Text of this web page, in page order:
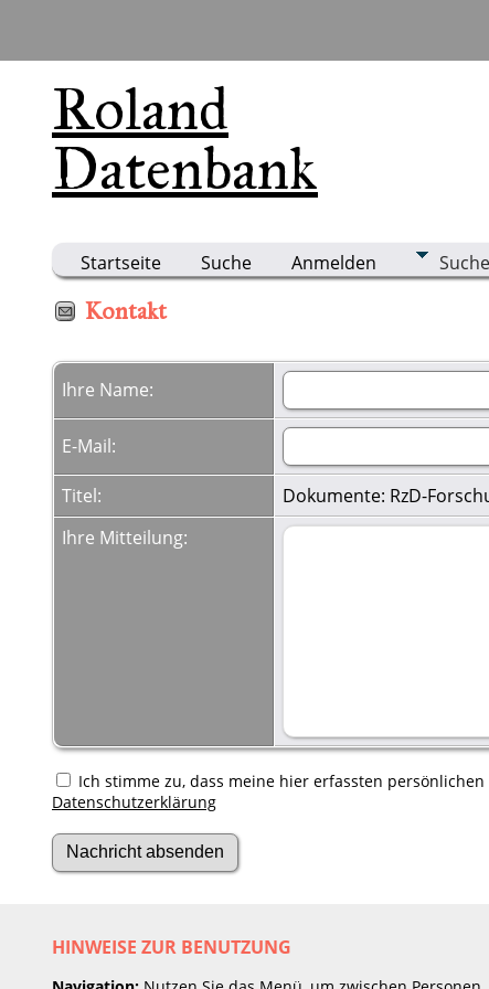
Roland
Datenbank
Startseite Suche Anmelden
Kontakt
Ihre Name:
E-Mail:
Titel:
Dokumente: RzD-
Ihre Mitteilung:
Ich stimme zu, dass meine hier erfassten
Datenschutzerklärung
HINWEISE ZUR BENUTZUNG